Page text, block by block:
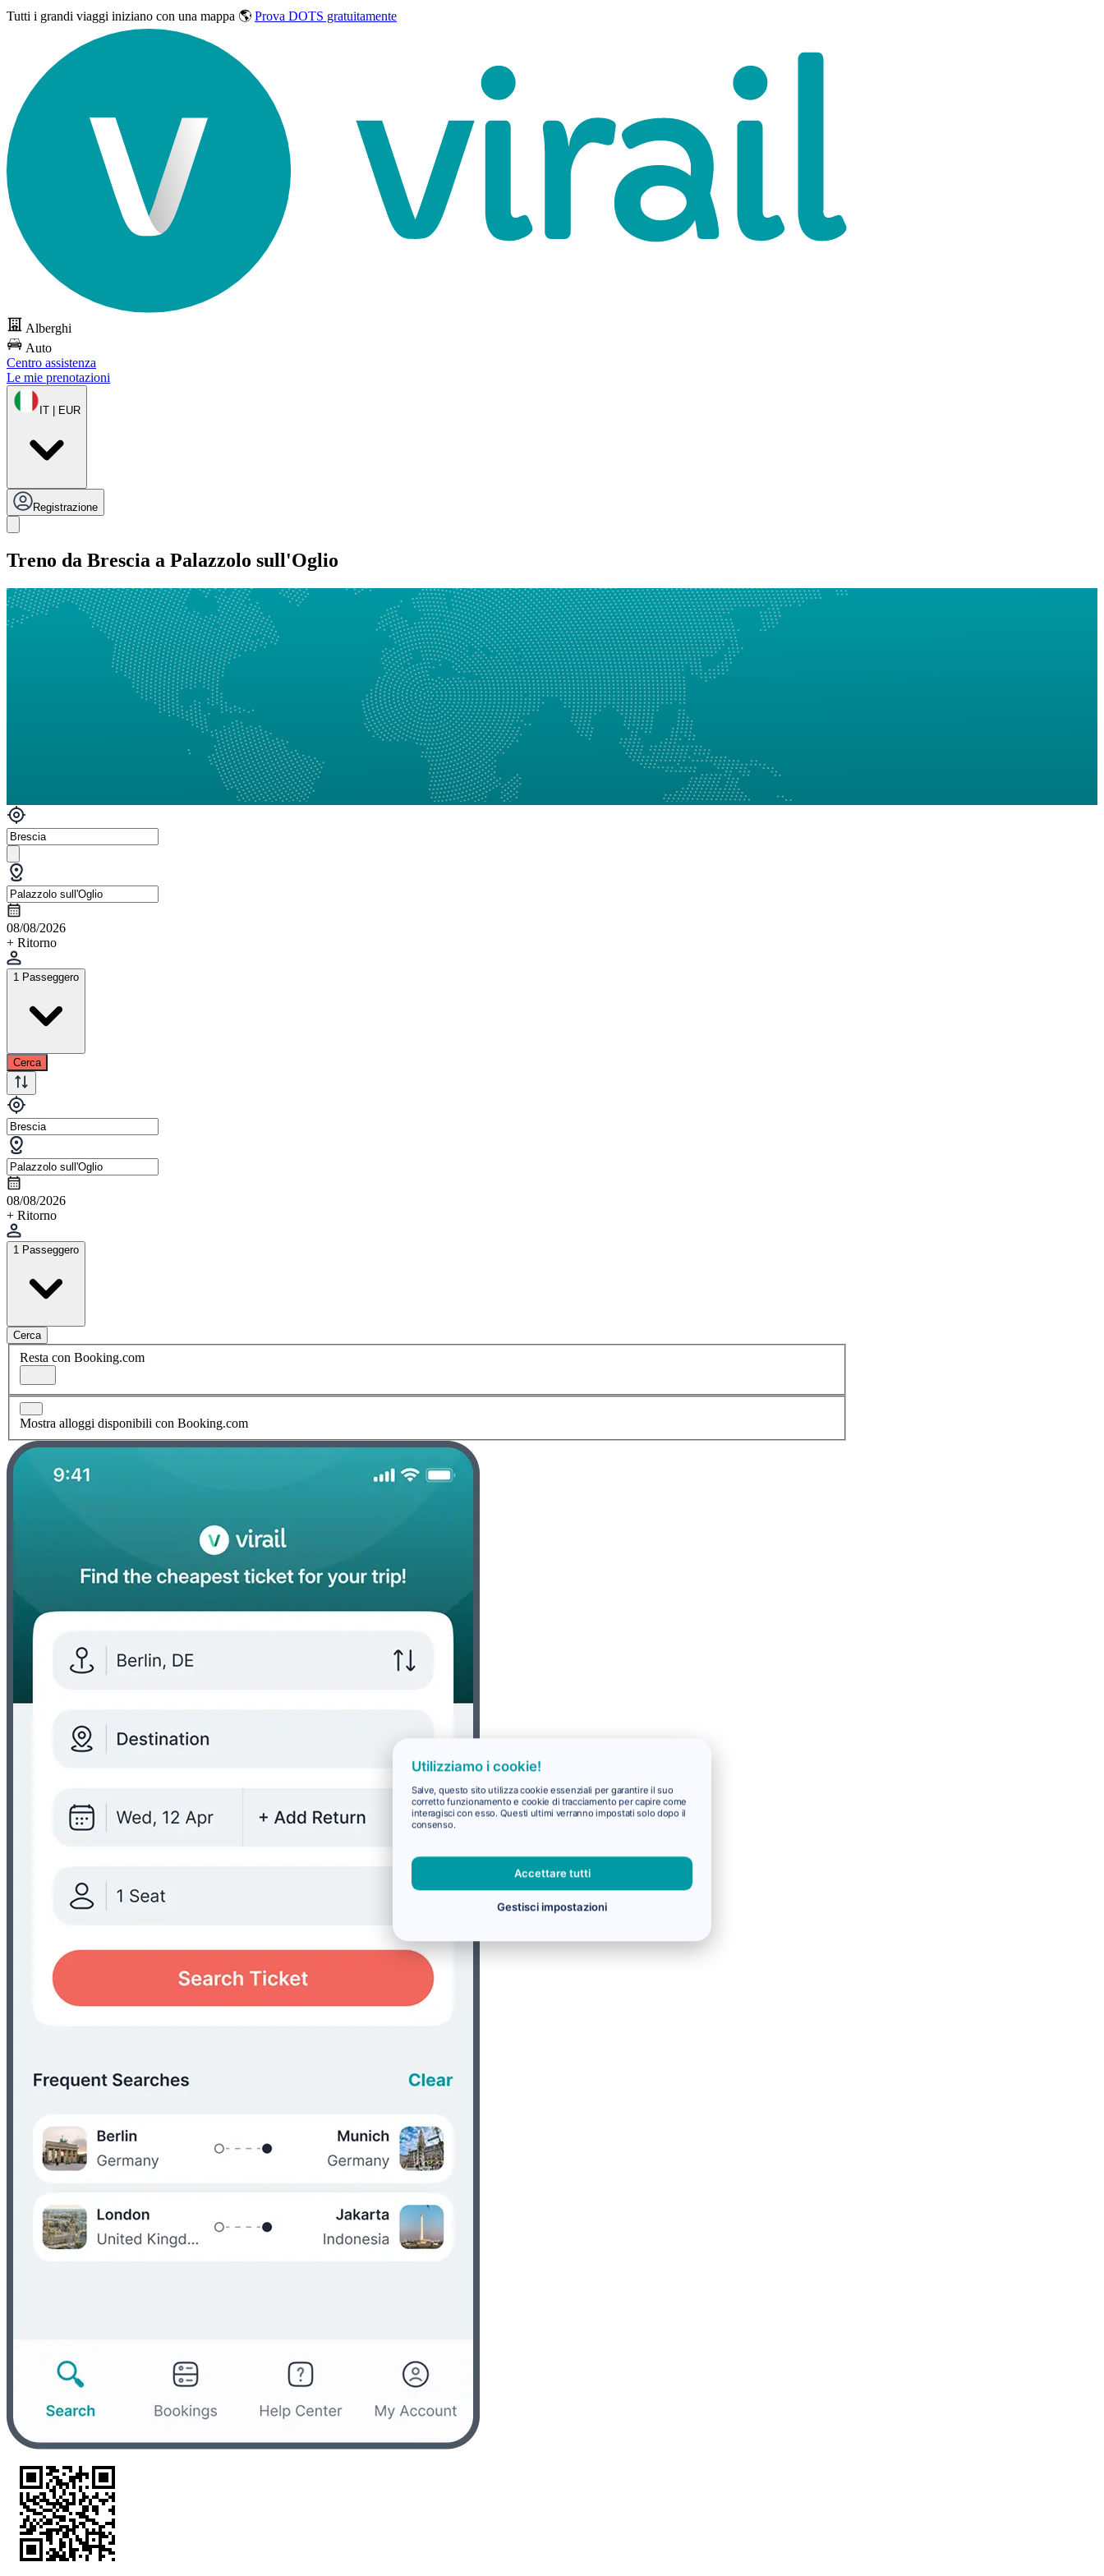
Tutti i grandi viaggi iniziano con una mappa 🌎 Prova DOTS gratuitamente
Alberghi
Auto
Centro assistenza
Le mie prenotazioni
IT | EUR
Registrazione
Treno da Brescia a Palazzolo sull'Oglio
08/08/2026
+ Ritorno
1 Passeggero
Cerca
08/08/2026
+ Ritorno
1 Passeggero
Cerca
Resta con Booking.com
Mostra alloggi disponibili con Booking.com
Utilizziamo i cookie!
Salve, questo sito utilizza cookie essenziali per garantire il suo
corretto funzionamento e cookie di tracciamento per capire come
interagisci con esso. Questi ultimi verranno impostati solo dopo il
consenso.
Accettare tutti
Gestisci impostazioni